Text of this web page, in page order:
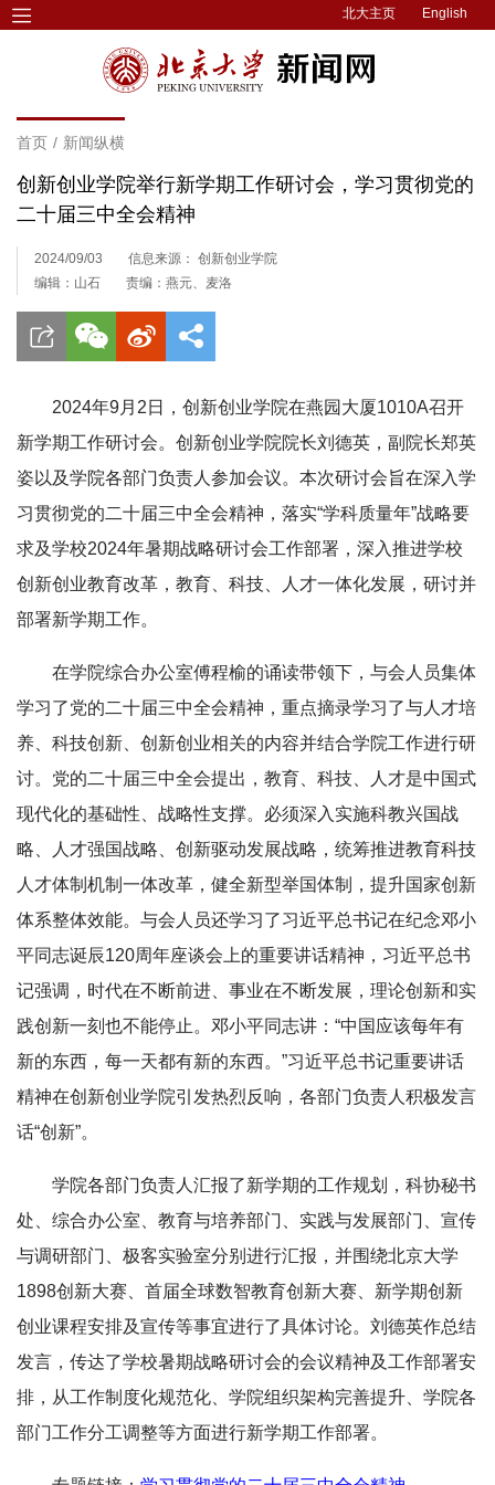
北大主页 English
首页 / 新闻纵横
创新创业学院举行新学期工作研讨会，学习贯彻党的
二十届三中全会精神
2024/09/03
信息来源： 创新创业学院
编辑：山石
责编：燕元、麦洛
2024年9月2日，创新创业学院在燕园大厦1010A召开
新学期工作研讨会。创新创业学院院长刘德英，副院长郑英
姿以及学院各部门负责人参加会议。本次研讨会旨在深入学
习贯彻党的二十届三中全会精神，落实“学科质量年”战略要
求及学校2024年暑期战略研讨会工作部署，深入推进学校
创新创业教育改革，教育、科技、人才一体化发展，研讨并
部署新学期工作。
在学院综合办公室傅程榆的诵读带领下，与会人员集体
学习了党的二十届三中全会精神，重点摘录学习了与人才培
养、科技创新、创新创业相关的内容并结合学院工作进行研
讨。党的二十届三中全会提出，教育、科技、人才是中国式
现代化的基础性、战略性支撑。必须深入实施科教兴国战
略、人才强国战略、创新驱动发展战略，统筹推进教育科技
人才体制机制一体改革，健全新型举国体制，提升国家创新
体系整体效能。与会人员还学习了习近平总书记在纪念邓小
平同志诞辰120周年座谈会上的重要讲话精神，习近平总书
记强调，时代在不断前进、事业在不断发展，理论创新和实
践创新一刻也不能停止。邓小平同志讲：“中国应该每年有
新的东西，每一天都有新的东西。”习近平总书记重要讲话
精神在创新创业学院引发热烈反响，各部门负责人积极发言
话“创新”。
学院各部门负责人汇报了新学期的工作规划，科协秘书
处、综合办公室、教育与培养部门、实践与发展部门、宣传
与调研部门、极客实验室分别进行汇报，并围绕北京大学
1898创新大赛、首届全球数智教育创新大赛、新学期创新
创业课程安排及宣传等事宜进行了具体讨论。刘德英作总结
发言，传达了学校暑期战略研讨会的会议精神及工作部署安
排，从工作制度化规范化、学院组织架构完善提升、学院各
部门工作分工调整等方面进行新学期工作部署。